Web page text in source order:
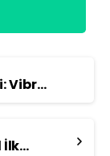
Kabak Kemane Teknikleri: Vibrato, Trill, Glissando ve Daha Fazlası
Orff Schulwerk Nedir? Temel İlkeleri ve Felsefesi